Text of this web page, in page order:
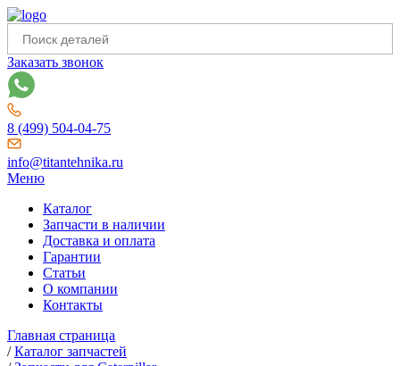
Заказать звонок
8 (499) 504-04-75
info@titantehnika.ru
Меню
Каталог
Запчасти в наличии
Доставка и оплата
Гарантии
Статьи
О компании
Контакты
Главная страница
/Каталог запчастей